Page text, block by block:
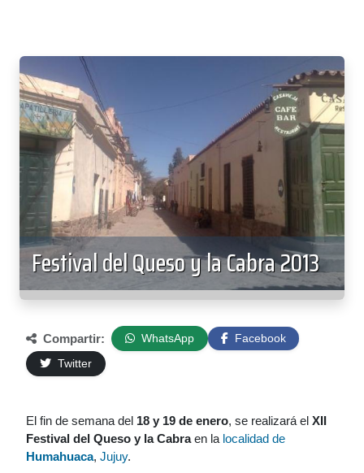
Festival del Queso y la Cabra 2013
Compartir: WhatsApp
Facebook
Twitter
El fin de semana del 18 y 19 de enero, se realizará el XII
Festival del Queso y la Cabraen la localidad de
Humahuaca, Jujuy.